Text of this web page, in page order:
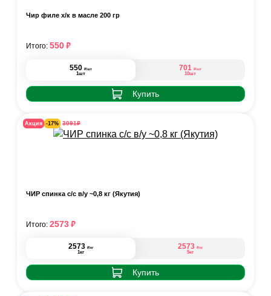
Чир филе х/к в масле 200 гр
550 ₽/шт
1шт
701 ₽/шт
10шт
Купить
Итого: 550₽
Акция -17% 3091₽
ЧИР спинка с/с в/у ~0,8 кг (Якутия)
2573 ₽/кг
1кг
2573 ₽/кг
5кг
Купить
Итого: 2573₽